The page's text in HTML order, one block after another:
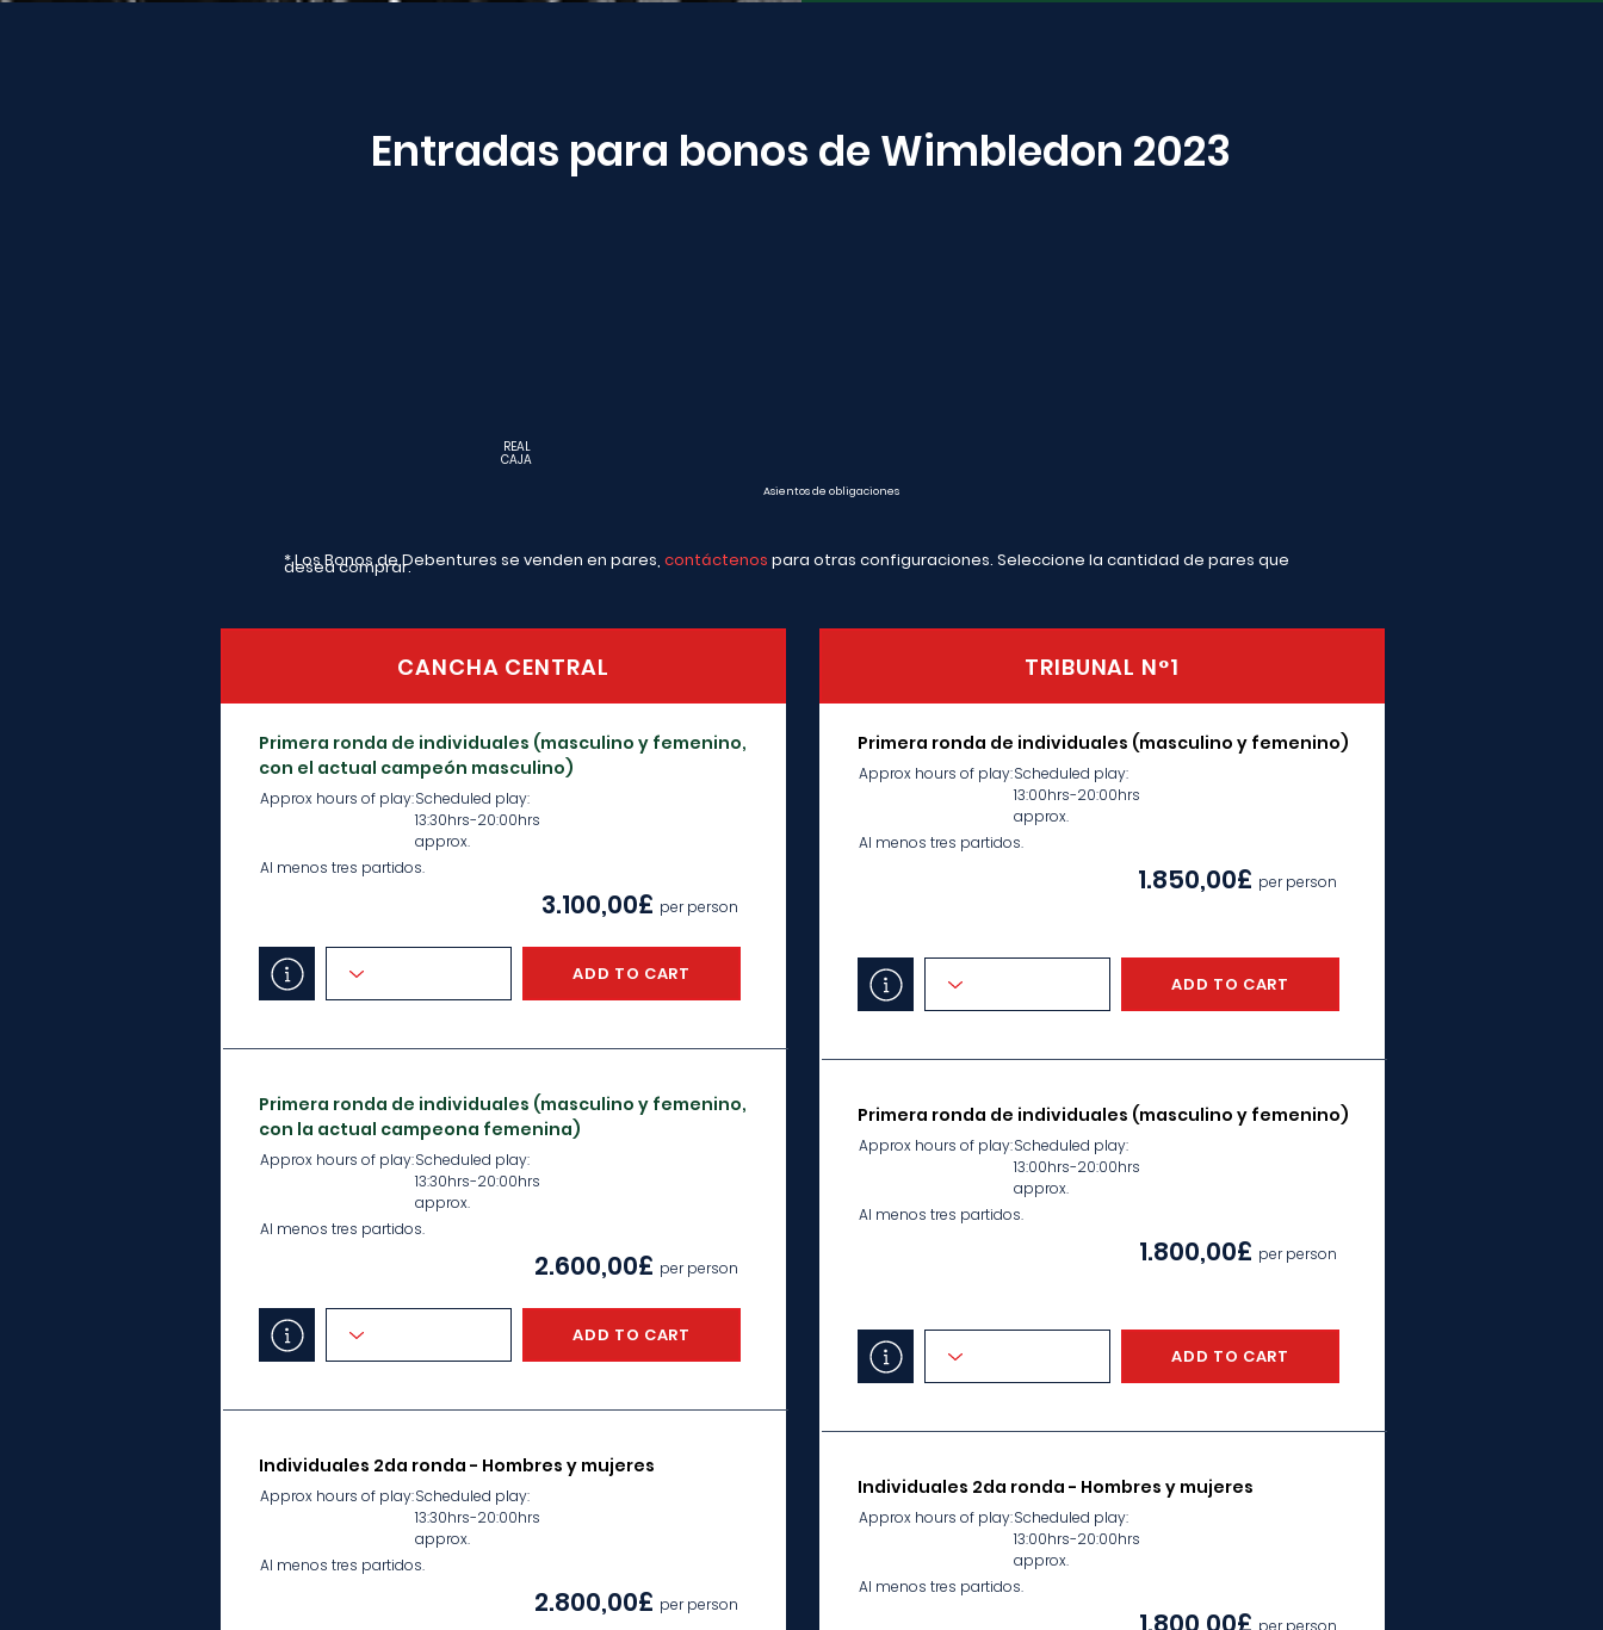
Entradas para bonos de Wimbledon 2023
Asientos de obligaciones
REAL
CAJA
* Los Bonos de Debentures se venden en pares, contáctenos para otras configuraciones. Seleccione la cantidad de pares que
desea comprar.
CANCHA CENTRAL
Primera ronda de individuales (masculino y femenino,
con el actual campeón masculino)
Approx hours of play:Scheduled play:
13:30hrs-20:00hrs
approx.
Al menos tres partidos.
3.100,00£ per person
ADD TO CART
Primera ronda de individuales (masculino y femenino,
con la actual campeona femenina)
Approx hours of play:Scheduled play:
13:30hrs-20:00hrs
approx.
Al menos tres partidos.
2.600,00£ per person
ADD TO CART
Individuales 2da ronda - Hombres y mujeres
Approx hours of play:Scheduled play:
13:30hrs-20:00hrs
approx.
Al menos tres partidos.
2.800,00£ per person
TRIBUNAL N°1
Primera ronda de individuales (masculino y femenino)
Approx hours of play:Scheduled play:
13:00hrs-20:00hrs
approx.
Al menos tres partidos.
1.850,00£ per person
ADD TO CART
Primera ronda de individuales (masculino y femenino)
Approx hours of play:Scheduled play:
13:00hrs-20:00hrs
approx.
Al menos tres partidos.
1.800,00£ per person
ADD TO CART
Individuales 2da ronda - Hombres y mujeres
Approx hours of play:Scheduled play:
13:00hrs-20:00hrs
approx.
Al menos tres partidos.
per person